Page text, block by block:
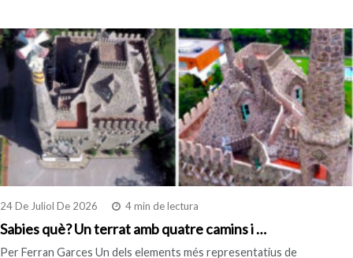
24 De Juliol De 2026 4 min de lectura
Sabies què? Un terrat amb quatre camins i …
Per Ferran Garces Un dels elements més representatius de